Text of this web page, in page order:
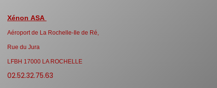
Xénon ASA
Aéroport de La Rochelle-Ile de Ré,
Rue du Jura
LFBH 17000 LA ROCHELLE
02.52.32.75.63